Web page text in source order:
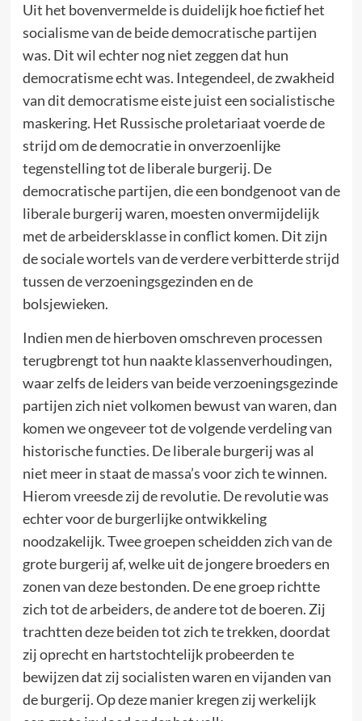
Uit het bovenvermelde is duidelijk hoe fictief het
socialisme van de beide democratische partijen
was. Dit wil echter nog niet zeggen dat hun
democratisme echt was. Integendeel, de zwakheid
van dit democratisme eiste juist een socialistische
maskering. Het Russische proletariaat voerde de
strijd om de democratie in onverzoenlijke
tegenstelling tot de liberale burgerij. De
democratische partijen, die een bondgenoot van de
liberale burgerij waren, moesten onvermijdelijk
met de arbeidersklasse in conflict komen. Dit zijn
de sociale wortels van de verdere verbitterde strijd
tussen de verzoeningsgezinden en de
bolsjewieken.
Indien men de hierboven omschreven processen
terugbrengt tot hun naakte klassenverhoudingen,
waar zelfs de leiders van beide verzoeningsgezinde
partijen zich niet volkomen bewust van waren, dan
komen we ongeveer tot de volgende verdeling van
historische functies. De liberale burgerij was al
niet meer in staat de massa’s voor zich te winnen.
Hierom vreesde zij de revolutie. De revolutie was
echter voor de burgerlijke ontwikkeling
noodzakelijk. Twee groepen scheidden zich van de
grote burgerij af, welke uit de jongere broeders en
zonen van deze bestonden. De ene groep richtte
zich tot de arbeiders, de andere tot de boeren. Zij
trachtten deze beiden tot zich te trekken, doordat
zij oprecht en hartstochtelijk probeerden te
bewijzen dat zij socialisten waren en vijanden van
de burgerij. Op deze manier kregen zij werkelijk